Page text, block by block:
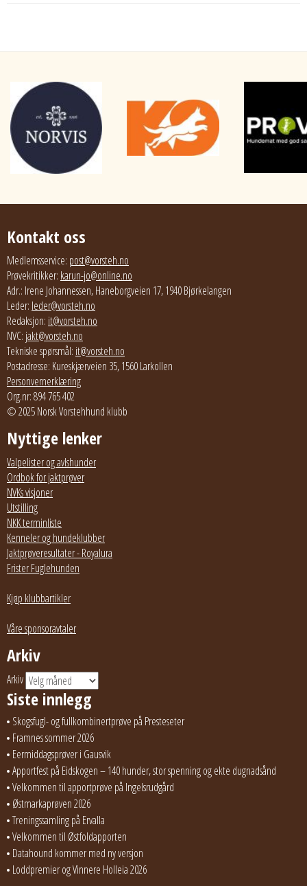
Kontakt oss
Medlemsservice: post@vorsteh.no
Prøvekritikker: karun-jo@online.no
Adr.: Irene Johannessen, Haneborgveien 17, 1940 Bjørkelangen
Leder: leder@vorsteh.no
Redaksjon: it@vorsteh.no
NVC: jakt@vorsteh.no
Tekniske spørsmål: it@vorsteh.no
Postadresse: Kureskjærveien 35, 1560 Larkollen
Personvernerklæring
Org.nr: 894 765 402
© 2025 Norsk Vorstehhund klubb
Nyttige lenker
Valpelister og avlshunder
Ordbok for jaktprøver
NVKs visjoner
Utstilling
NKK terminliste
Kenneler og hundeklubber
Jaktprøveresultater - Royalura
Frister Fuglehunden
Kjøp klubbartikler
Våre sponsoravtaler
Arkiv
Arkiv
Siste innlegg
Skogsfugl- og fullkombinertprøve på Presteseter
Framnes sommer 2026
Eermiddagsprøver i Gausvik
Apportfest på Eidskogen – 140 hunder, stor spenning og ekte dugnadsånd
Velkommen til apportprøve på Ingelsrudgård
Østmarkaprøven 2026
Treningssamling på Ervalla
Velkommen til Østfoldapporten
Datahound kommer med ny versjon
Loddpremier og Vinnere Holleia 2026